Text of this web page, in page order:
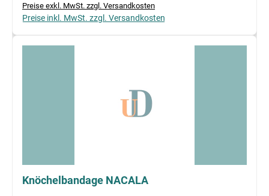
Preise exkl. MwSt. zzgl. Versandkosten
Preise inkl. MwSt. zzgl. Versandkosten
Knöchelbandage NACALA